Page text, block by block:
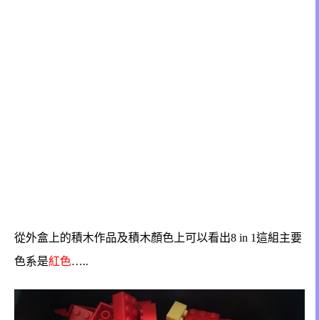
從外盒上的積木作品及積木顏色上可以看出8 in 1這組主要
色系是紅色…..